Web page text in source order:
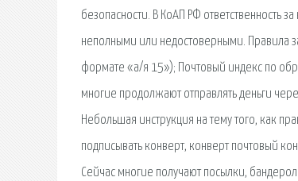
безопасности. В КоАП РФ ответственность
неполными или недостоверными. Правила
формате «а/я 15»); Почтовый индекс по
многие продолжают отправлять деньги
Небольшая инструкция на тему того, как
подписывать конверт, конверт почтовый
Сейчас многие получают посылки,